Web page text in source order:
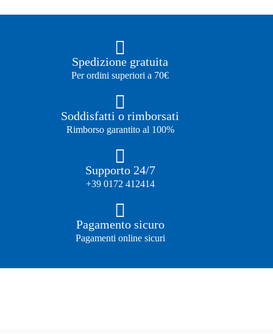
Spedizione gratuita
Per ordini superiori a 70€
Soddisfatti o rimborsati
Rimborso garantito al 100%
Supporto 24/7
+39 0172 412414
Pagamento sicuro
Pagamenti online sicuri